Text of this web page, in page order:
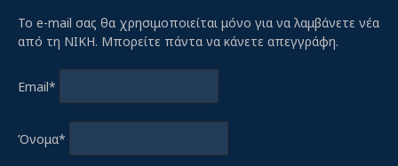
Το e-mail σας θα χρησιμοποιείται μόνο για να λαμβάνετε νέα
από τη ΝΙΚΗ. Μπορείτε πάντα να κάνετε απεγγράφη.
Email*
Όνομα*